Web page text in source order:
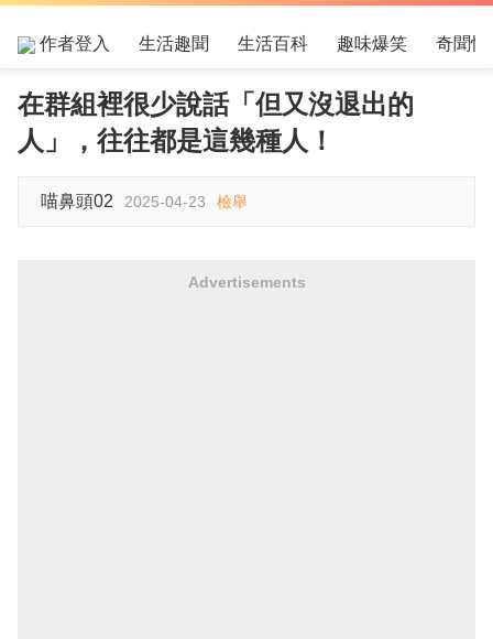
作者登入 生活趣聞 生活百科 趣味爆笑 奇聞怪
在群組裡很少說話「但又沒退出的
人」，往往都是這幾種人！
喵鼻頭02 2025-04-23 檢舉
Advertisements